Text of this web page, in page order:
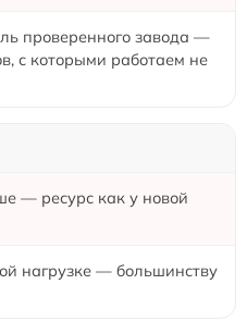
проверенного завода —
с которыми работаем не
— ресурс как у новой
нагрузке — большинству